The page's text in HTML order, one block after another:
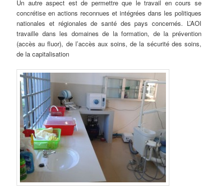
Un autre aspect est de permettre que le travail en cours se
concrétise en actions reconnues et intégrées dans les politiques
nationales et régionales de santé des pays concernés. L’AOI
travaille dans les domaines de la formation, de la prévention
(accès au fluor), de l’accès aux soins, de la sécurité des soins,
de la capitalisation